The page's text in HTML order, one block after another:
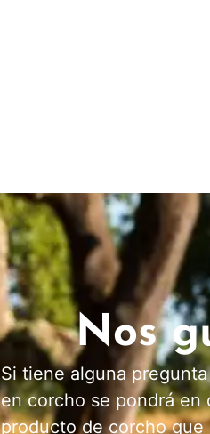
Nos
Si tiene alguna
en corcho se pondrá en
producto de corcho que